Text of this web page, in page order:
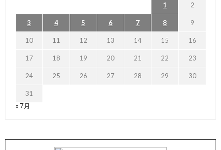
1 2
3 4 5 6 7 8 9
10 11 12 13 14 15 16
17 18 19 20 21 22 23
24 25 26 27 28 29 30
31
« 7月